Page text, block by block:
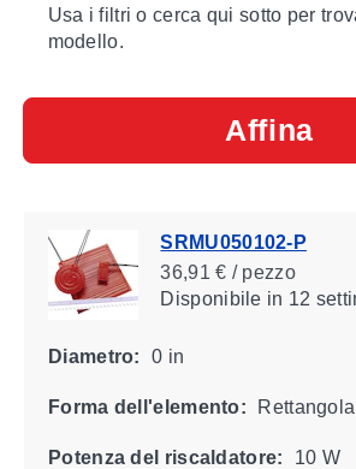
Usa i filtri o cerca qui sotto per
modello.
Affina
SRMU050102-P
36,91 € / pezzo
Disponibile in 12
Diametro: 0 in
Forma dell'elemento:
Potenza del riscaldatore: 10 W